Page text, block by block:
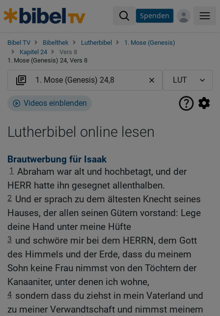
Spenden
Bibel TV Bibelthek Lutherbibel
1. Mose (Genesis)
Kapitel 24
Vers 8
1. Mose (Genesis) 24, Vers 8
Videos einblenden
Lutherbibel online lesen
Brautwerbung für Isaak
1 Abraham war alt und hochbetagt, und der
HERR hatte ihn gesegnet allenthalben.
2 Und er sprach zu dem ältesten Knecht seines
Hauses, der allen seinen Gütern vorstand: Lege
deine Hand unter meine Hüfte
3 und schwöre mir bei dem HERRN, dem Gott
des Himmels und der Erde, dass du meinem
Sohn keine Frau nimmst von den Töchtern der
Kanaaniter, unter denen ich wohne,
4 sondern dass du ziehst in mein Vaterland und
zu meiner Verwandtschaft und nimmst meinem